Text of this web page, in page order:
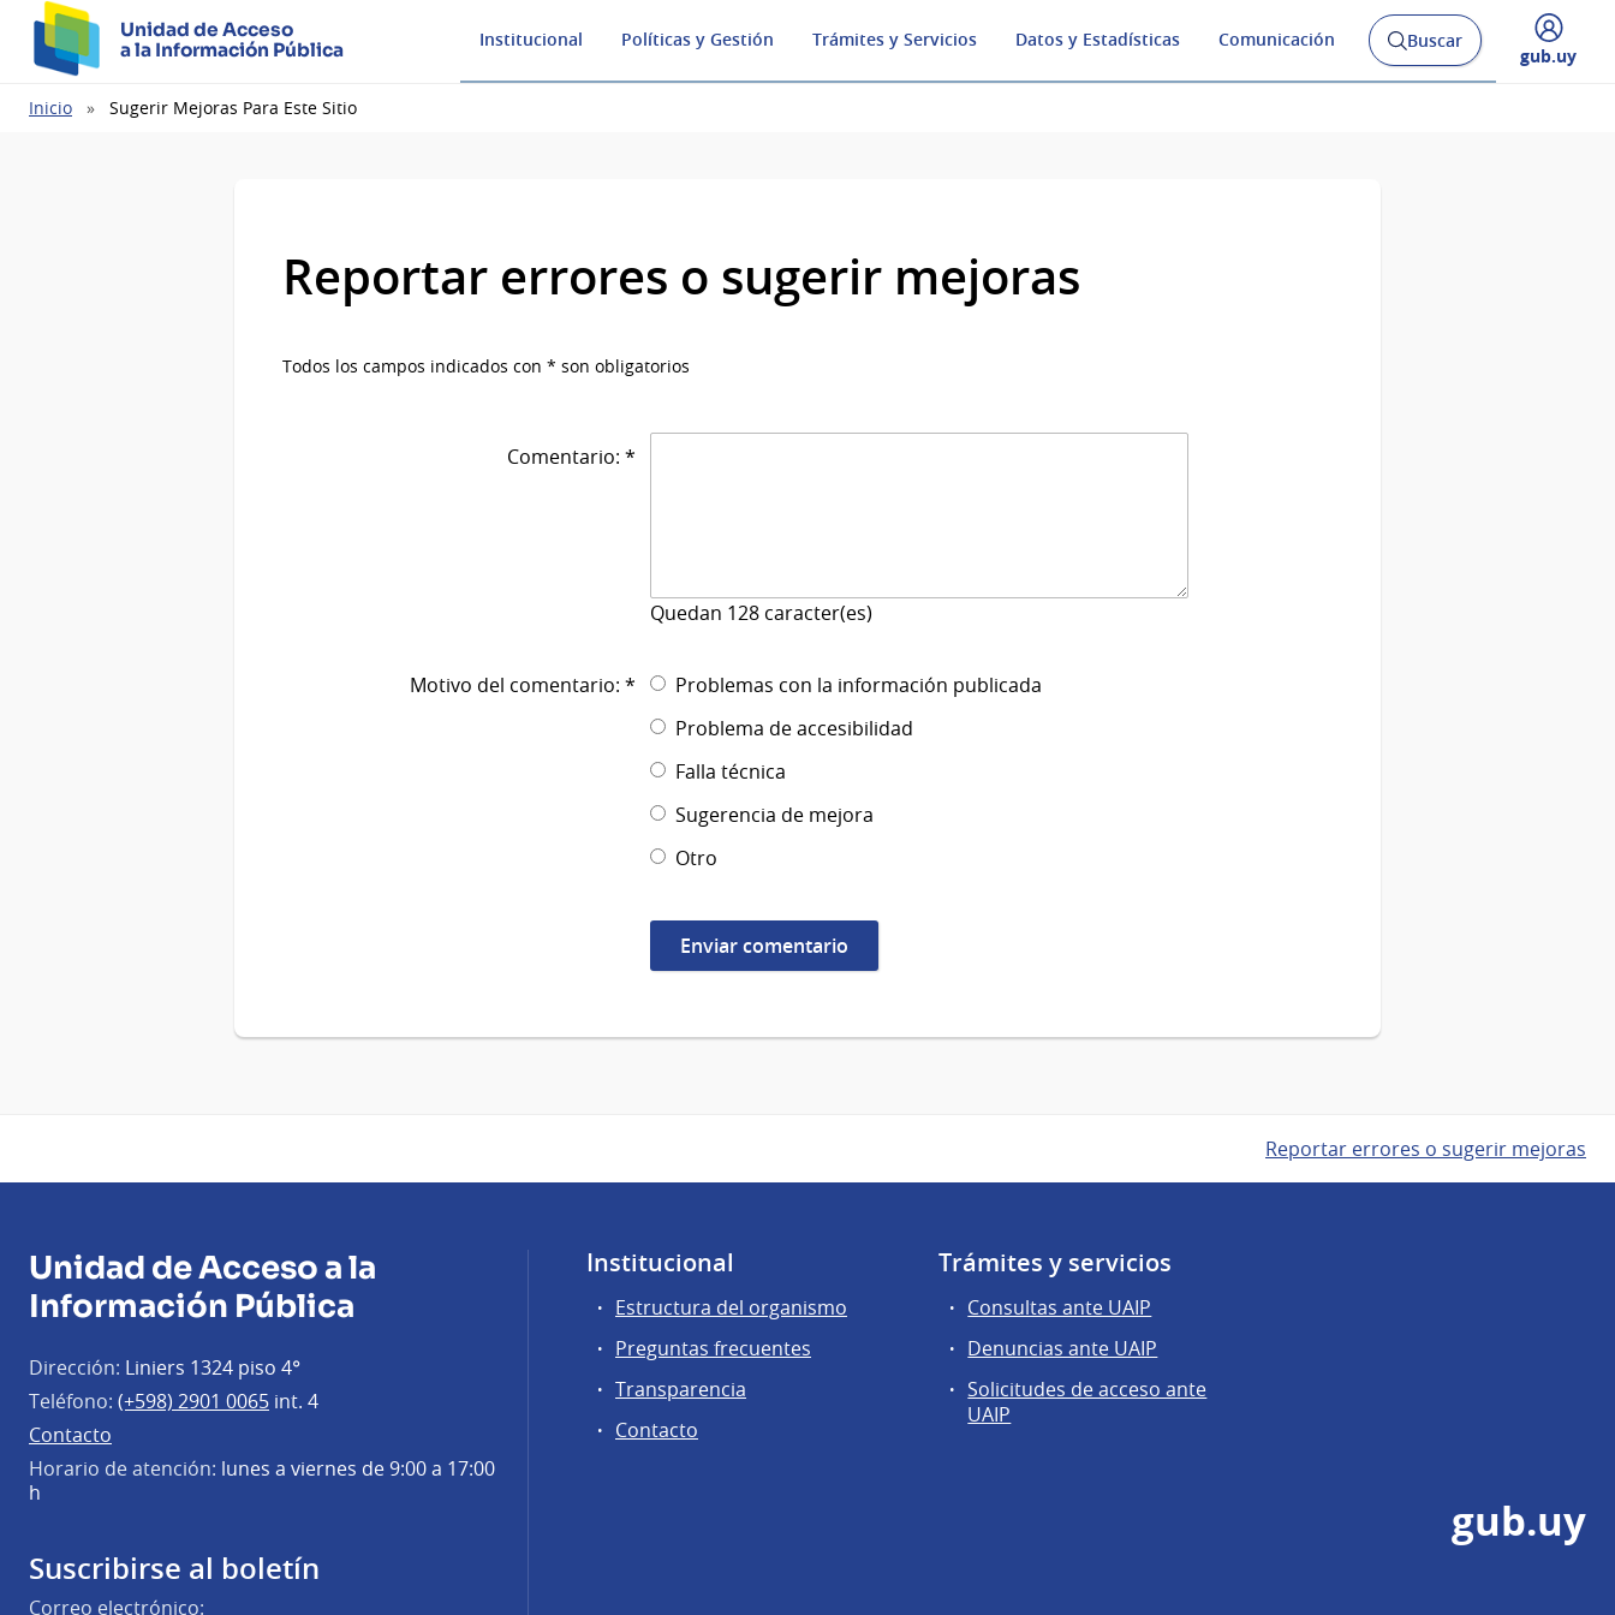
Unidad de Acceso
a la Información Pública
Institucional Políticas y Gestión Trámites y Servicios Datos y Estadísticas Comunicación
Abrir
buscador
Buscar
Desplegar
gub.uy
Ruta
Inicio Sugerir Mejoras Para Este Sitio
Reportar errores o sugerir mejoras
Todos los campos indicados con * son obligatorios
Comentario: *
Quedan 128 caracter(es)
Motivo del comentario: *
Problemas con la información publicada
Problema de accesibilidad
Falla técnica
Sugerencia de mejora
Otro
Reportar errores o sugerir mejoras
Unidad de Acceso a la
Información Pública
Dirección: Liniers 1324 piso 4°
Teléfono: (+598) 2901 0065 int. 4
Contacto
Horario de atención: lunes a viernes de 9:00 a 17:00
h
Suscribirse al boletín
Correo electrónico:
Institucional
Estructura del organismo
Preguntas frecuentes
Transparencia
Contacto
Trámites y servicios
Consultas ante UAIP
Denuncias ante UAIP
Solicitudes de acceso ante
UAIP
gub.uy